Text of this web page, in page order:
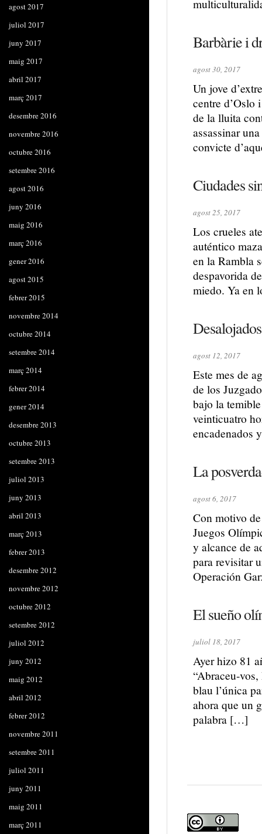
Barbàrie i
agost 30, 2017
Un jove
centre d’Oslo
de la lluita
assassinar
convicte
Ciudades
agost 25, 2017
Los crueles
auténtico
en la Rambla
despavorida
miedo. Ya en
Desalojados
agost 12, 2017
Este mes de
de los
bajo la
veinticuatro
encadenados
La
agost 6, 2017
Con motivo
Juegos
y alcance de
para revisitar
Operación
El sueño
juliol 18, 2017
Ayer hizo 81
“Abraceu-
blau l’única
ahora que un
palabra […]
agost 2017
juliol 2017
juny 2017
maig 2017
abril 2017
març 2017
desembre 2016
novembre 2016
octubre 2016
setembre 2016
agost 2016
juny 2016
maig 2016
març 2016
gener 2016
agost 2015
febrer 2015
novembre 2014
octubre 2014
setembre 2014
març 2014
febrer 2014
gener 2014
desembre 2013
octubre 2013
setembre 2013
juliol 2013
juny 2013
abril 2013
març 2013
febrer 2013
desembre 2012
novembre 2012
octubre 2012
setembre 2012
juliol 2012
juny 2012
maig 2012
abril 2012
febrer 2012
novembre 2011
setembre 2011
juliol 2011
juny 2011
maig 2011
març 2011